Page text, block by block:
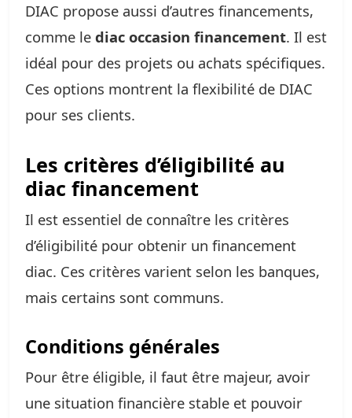
DIAC propose aussi d’autres financements,
comme le diac occasion financement. Il est
idéal pour des projets ou achats spécifiques.
Ces options montrent la flexibilité de DIAC
pour ses clients.
Les critères d’éligibilité au
diac financement
Il est essentiel de connaître les critères
d’éligibilité pour obtenir un financement
diac. Ces critères varient selon les banques,
mais certains sont communs.
Conditions générales
Pour être éligible, il faut être majeur, avoir
une situation financière stable et pouvoir